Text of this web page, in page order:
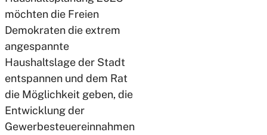
möchten die Freien
Demokraten die extrem
angespannte
Haushaltslage der Stadt
entspannen und dem Rat
die Möglichkeit geben, die
Entwicklung der
Gewerbesteuereinnahmen